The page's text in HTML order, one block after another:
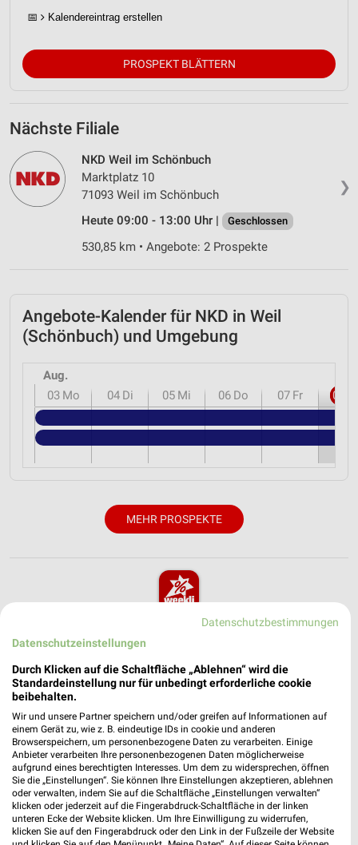
📅 Kalendereintrag erstellen
PROSPEKT BLÄTTERN
Nächste Filiale
❯
NKD Weil im Schönbuch
Marktplatz 10
71093 Weil im Schönbuch
Heute 09:00 - 13:00 Uhr |
Geschlossen
530,85 km • Angebote: 2 Prospekte
Angebote-Kalender für NKD in Weil
(Schönbuch) und Umgebung
Aug.
03 Mo 04 Di 05 Mi 06 Do 07 Fr 08
MEHR PROSPEKTE
weekli - Prospekte & Angebote App
weekli App für iOS & Android.
✔Folge deinem Lieblingshändler
✔Push-Benachrichtigungen bei neuen Prospekten
✔Einkaufsliste - Einkauf stressfrei planen
JETZT LADEN UND SPAREN!
Datenschutzbestimmungen
Datenschutzeinstellungen
Durch Klicken auf die Schaltfläche „Ablehnen“ wird die
Standardeinstellung nur für unbedingt erforderliche cookie
beibehalten.
Wir und unsere Partner speichern und/oder greifen auf Informationen auf
einem Gerät zu, wie z. B. eindeutige IDs in cookie und anderen
Browserspeichern, um personenbezogene Daten zu verarbeiten. Einige
Anbieter verarbeiten Ihre personenbezogenen Daten möglicherweise
aufgrund eines berechtigten Interesses. Um dem zu widersprechen, öffnen
Sie die „Einstellungen“. Sie können Ihre Einstellungen akzeptieren, ablehnen
oder verwalten, indem Sie auf die Schaltfläche „Einstellungen verwalten“
klicken oder jederzeit auf die Fingerabdruck-Schaltfläche in der linken
unteren Ecke der Website klicken. Um Ihre Einwilligung zu widerrufen,
klicken Sie auf den Fingerabdruck oder den Link in der Fußzeile der Website